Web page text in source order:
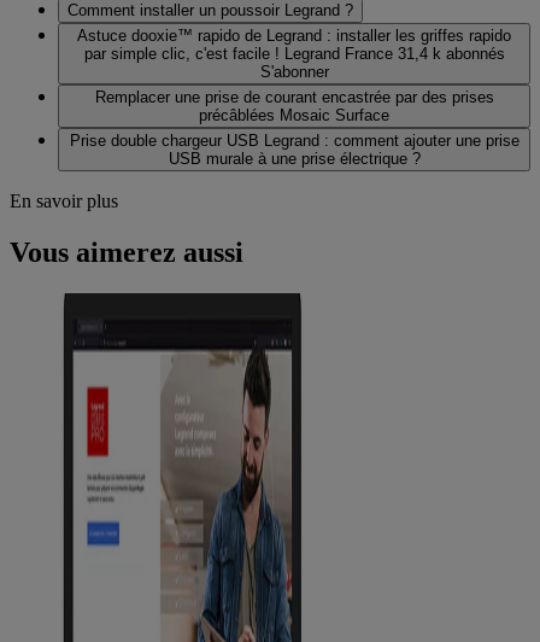
Comment installer un poussoir Legrand ?
Astuce dooxie™ rapido de Legrand : installer les griffes rapido
par simple clic, c'est facile ! Legrand France 31,4 k abonnés
S'abonner
Remplacer une prise de courant encastrée par des prises
précâblées Mosaic Surface
Prise double chargeur USB Legrand : comment ajouter une prise
USB murale à une prise électrique ?
En savoir plus
Vous aimerez aussi